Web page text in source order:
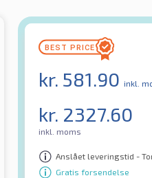
kr. 581.90 inkl.
kr. 2327.60
inkl. moms
Anslået leveringstid -
Gratis forsendelse